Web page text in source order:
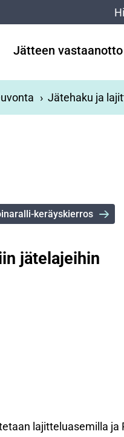
Jätteen vastaanotto
Jätehaku ja
keräyskierros
jätelajeihin
lajitteluasemilla ja